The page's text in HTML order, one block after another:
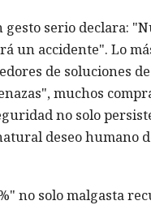
serio declara:
un accidente". Lo
de soluciones
muchos
no solo
deseo humano
no solo malgasta